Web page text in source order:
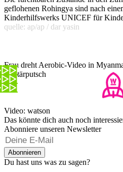
geflohenen Rohingya sind nach
Kinderhilfswerks UNICEF für
quelle: ap/ap / dar yasin
Frau dreht Aerobic-Video in
Militärputsch
Video: watson
Das könnte dich auch noch
Abonniere unseren Newsletter
Abonnieren
Du hast uns was zu sagen?